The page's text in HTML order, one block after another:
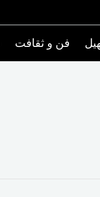
فن و ثقافت